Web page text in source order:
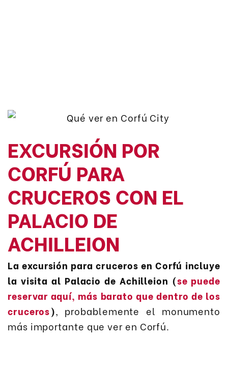
EXCURSIÓN POR
CORFÚ PARA
CRUCEROS CON EL
PALACIO DE
ACHILLEION
La excursión para cruceros en Corfú incluye
la visita al Palacio de Achilleion (se puede
reservar aquí, más barato que dentro de los
cruceros), probablemente el monumento
más importante que ver en Corfú.